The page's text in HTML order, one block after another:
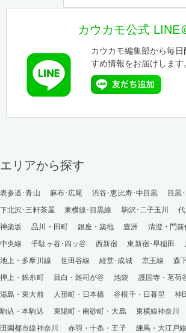
カウカモ公式 LINE
カウカモ編集部から毎
すめ情報をお届けします
エリアから探す
表参道･青山 麻布･広尾 渋谷･恵比寿･中目黒
目黒
下北沢･三軒茶屋
東横線･目黒線 駒沢･二子玉川
神楽坂
品川・田町 銀座・築地 豊洲 清澄・門前
中央線
千駄ヶ谷･四ッ谷 西新宿 東新宿･早稲田
池上・多摩川線
世田谷線 経堂･成城 京王線 森
押上・錦糸町
目白・雑司が谷 池袋 護国寺・茗荷
湯島・東大前
人形町・日本橋 谷根千・日暮里
神
駒込・本駒込
東陽町・南砂町・大島 東横線神奈川
田園都市線神奈川
赤羽・十条・王子
練馬・大江戸